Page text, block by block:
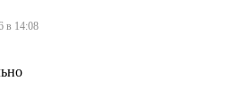
в 14:08